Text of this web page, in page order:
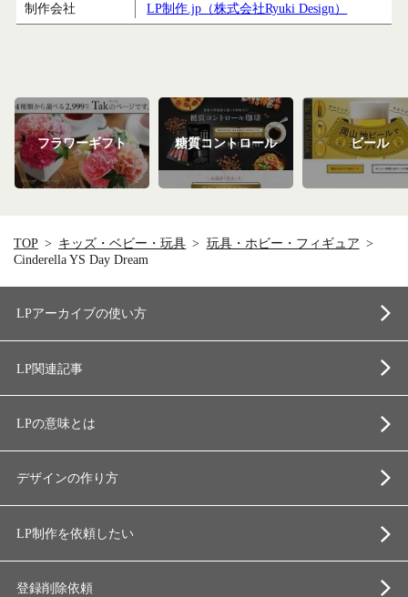
制作会社 LP制作.jp（株式会社Ryuki Design）
フラワーギフト 糖質コントロール ビール
TOP キッズ・ベビー・玩具
玩具・ホビー・フィギュア
Cinderella YS Day Dream
LPアーカイブの使い方
LP関連記事
LPの意味とは
デザインの作り方
LP制作を依頼したい
登録削除依頼